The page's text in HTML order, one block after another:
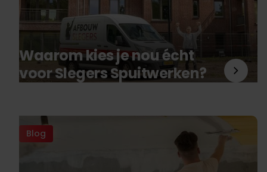
Waarom kies je nou écht
voor Slegers Spuitwerken?
Blog